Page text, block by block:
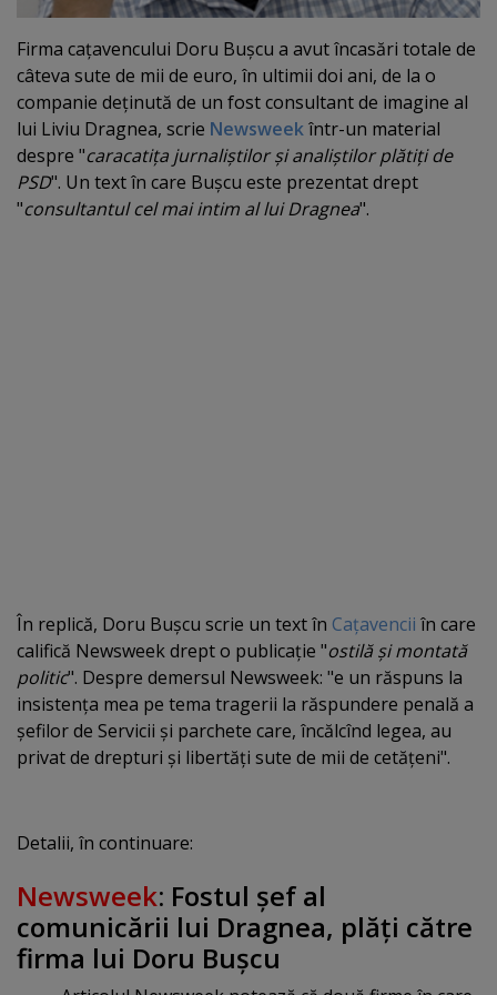
Firma caţavencului Doru Buşcu a avut încasări totale de
câteva sute de mii de euro, în ultimii doi ani, de la o
companie deţinută de un fost consultant de imagine al
lui Liviu Dragnea, scrie Newsweekîntr-un material
despre "caracatiţa jurnaliştilor şi analiştilor plătiţi de
PSD". Un text în care Buşcu este prezentat drept
"consultantul cel mai intim al lui Dragnea".
În replică, Doru Buşcu scrie un text în Caţavencii în care
califică Newsweek drept o publicaţie "ostilă şi montată
politic". Despre demersul Newsweek: "e un răspuns la
insistenţa mea pe tema tragerii la răspundere penală a
şefilor de Servicii şi parchete care, încălcînd legea, au
privat de drepturi şi libertăţi sute de mii de cetăţeni".
Detalii, în continuare:
Newsweek: Fostul şef al
comunicării lui Dragnea, plăţi către
firma lui Doru Buşcu